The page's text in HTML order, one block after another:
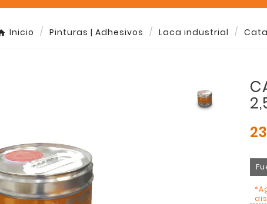
Inicio Pinturas | Adhesivos Laca industrial
Empieza escribiendo lo